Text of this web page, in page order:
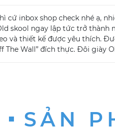
cứ inbox shop check nhé ạ,
skool ngay lập tức trở
và thiết kế được yêu thích.
The Wall” đích thực. Đôi giày
SẢN